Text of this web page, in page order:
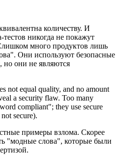
количеству. И
тестов никогда не покажут
много продуктов лишь
Они используют безопасные
они не являются
not equal quality, and no amount
a security flaw. Too many
compliant"; they use secure
secure).
примеры взлома. Скорее
"модные слова", которые были